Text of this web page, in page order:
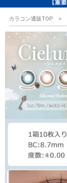
カラコン通販TOP